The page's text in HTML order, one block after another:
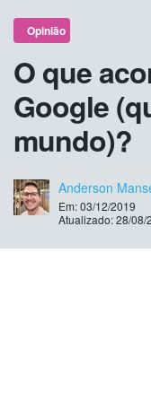
Opinião
O que
Google
mundo)?
Anderson
Em: 03/12/2019
Atualizado: 28/08/